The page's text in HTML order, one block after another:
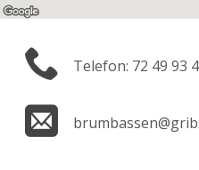
Telefon: 72 49 93